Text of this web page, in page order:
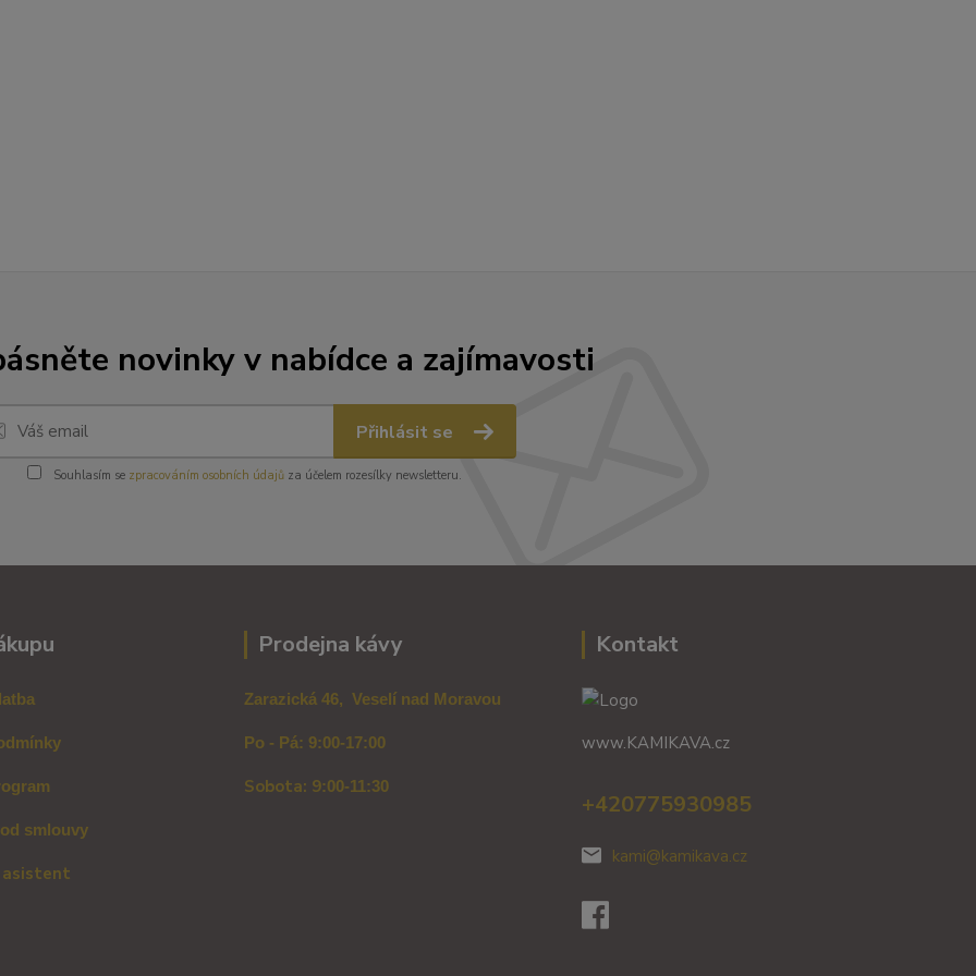
novinky v nabídce a zajímavosti
Přihlásit se
Souhlasím se zpracováním osobních údajůza účelem rozesílky newsletteru.
smlouvy
asistent
Prodejna kávy
Zarazická 46, Veselí nad Moravou
Po - Pá: 9:00-17:00
Sobota: 9:00-11:30
Kontakt
www.KAMIKAVA.cz
+420775930985
kami@kamikava.cz